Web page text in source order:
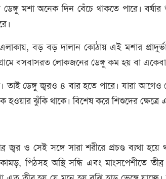
ডেঙ্গু মশা অনেক দিন বেঁচে থাকতে পারে।
বড় বড় দালান কোঠায় এই মশার
গ্রামে বসবাসরত লোকজনের ডেঙ্গু কম হয় বা
ডেঙ্গু জ্বরও ৪ বার হতে পারে। যারা আগেও
হওয়ার ঝুঁকি থাকে। বিশেষ করে শিশুদের ক্ষেত্রে
জ্বর ও সেই সঙ্গে সারা শরীরে প্রচণ্ড ব্যথা
পিঠসহ অস্থি সন্ধি এবং মাংসপেশীতে